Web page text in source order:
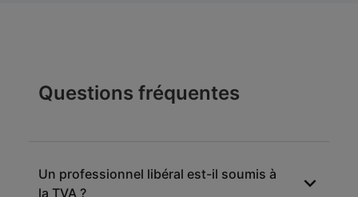
Questions fréquentes
Un professionnel libéral est-il soumis à
la TVA ?